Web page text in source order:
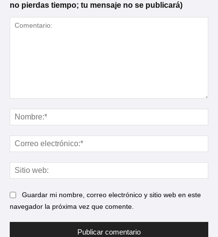
no pierdas tiempo; tu mensaje no se publicará)
Guardar mi nombre, correo electrónico y sitio web en este
navegador la próxima vez que comente.